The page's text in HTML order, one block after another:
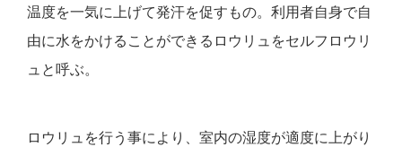
温度を一気に上げて発汗を促すもの。利用者自身で自
由に水をかけることができるロウリュをセルフロウリ
ュと呼ぶ。
ロウリュを行う事により、室内の湿度が適度に上がり